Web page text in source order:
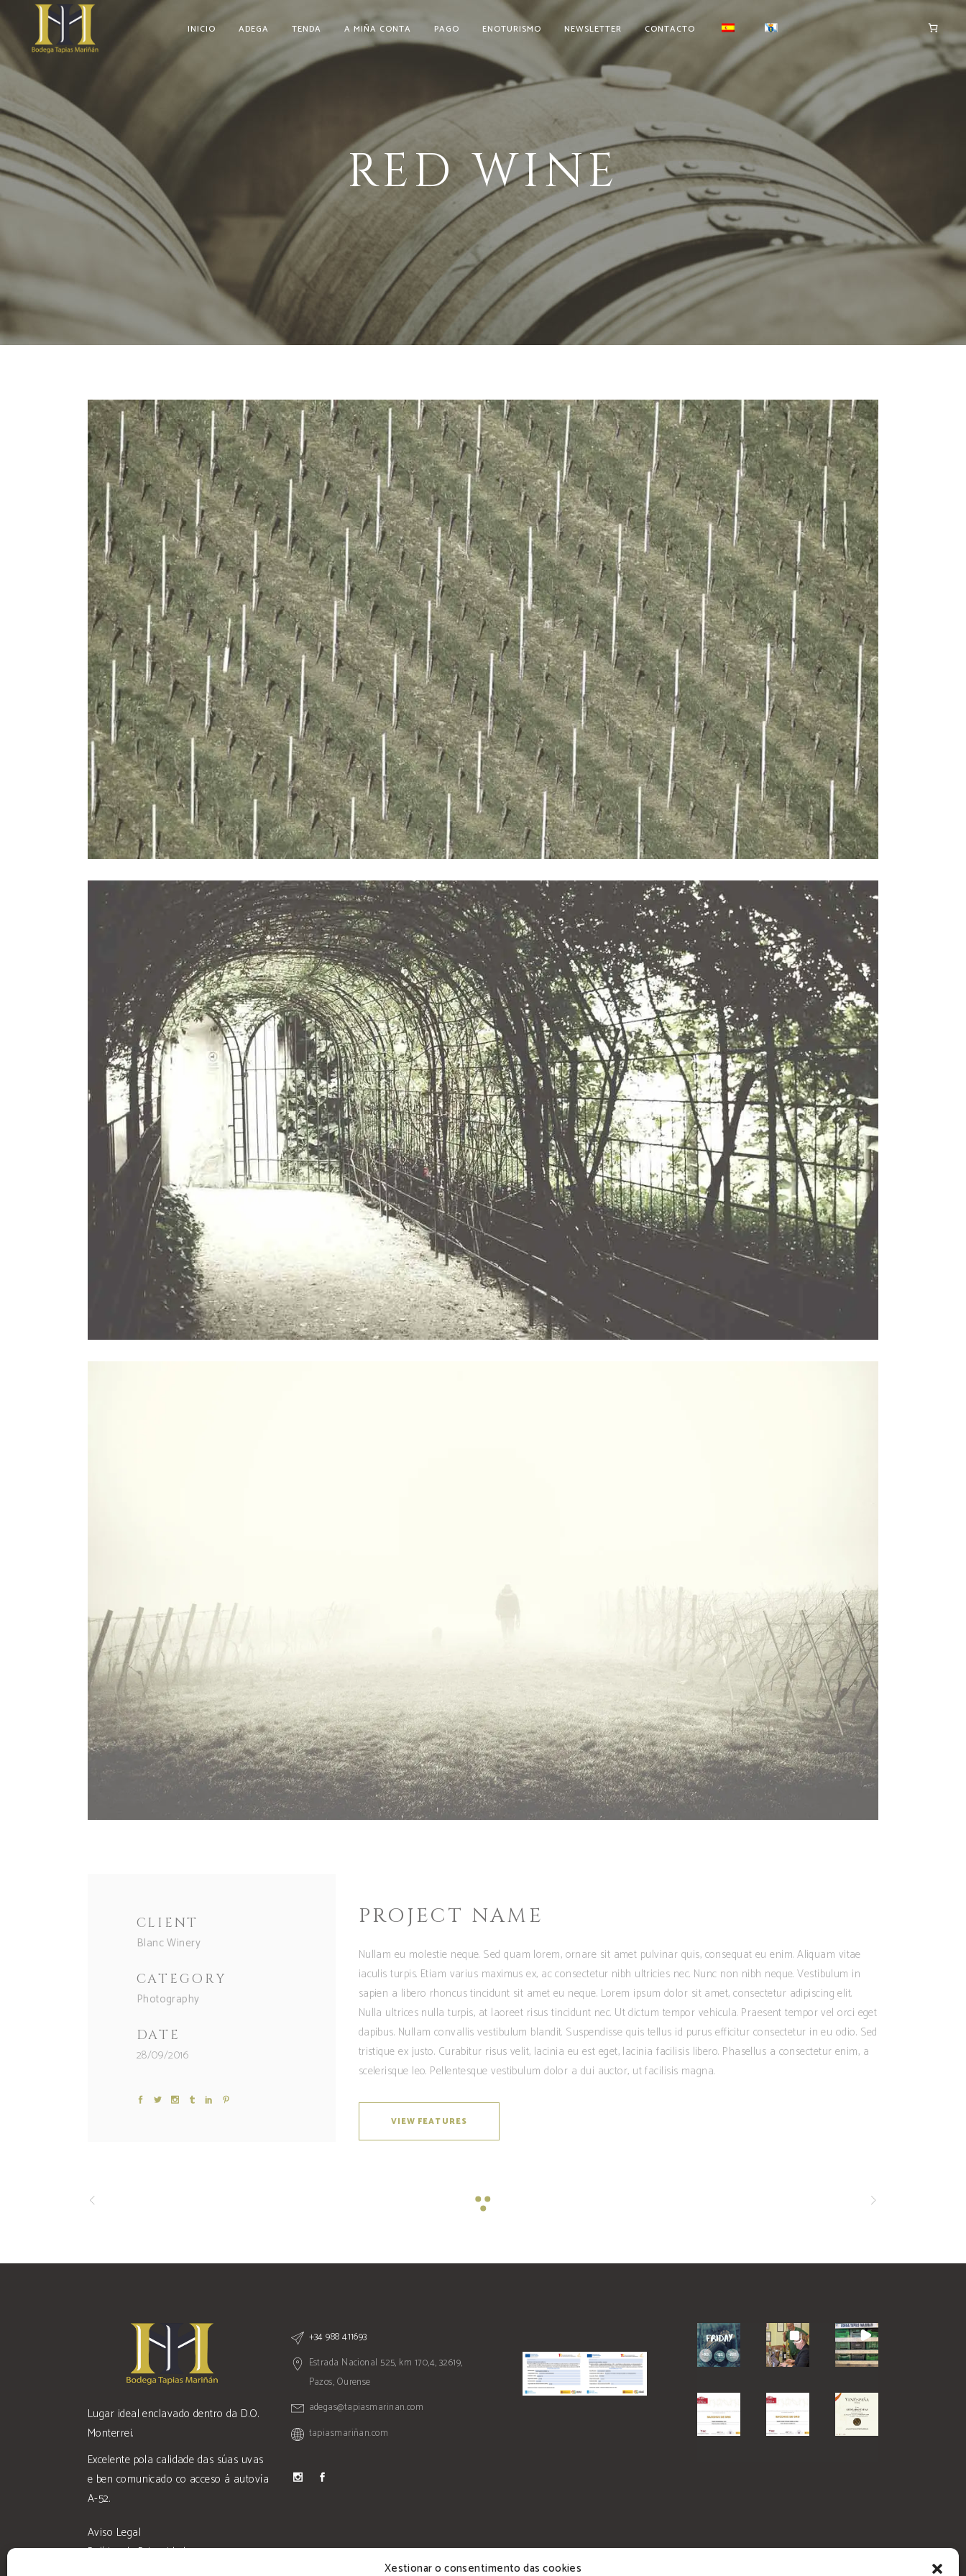
Xestionar o consentimento das cookies
INICIO ADEGA TENDA A MIÑA CONTA PAGO ENOTURISMO NEWSLETTER CONTACTO
RED WINE
CLIENT
Blanc Winery
CATEGORY
Photography
DATE
28/09/2016
PROJECT NAME
Nullam eu molestie neque. Sed quam lorem, ornare sit amet pulvinar quis, consequat eu enim. Aliquam vitae
iaculis turpis. Etiam varius maximus ex, ac consectetur nibh ultricies nec. Nunc non nibh neque. Vestibulum in
sapien a libero rhoncus tincidunt sit amet eu neque. Lorem ipsum dolor sit amet, consectetur adipiscing elit.
Nulla ultrices nulla turpis, at laoreet risus tincidunt nec. Ut dictum tempor vehicula. Praesent tempor vel orci eget
dapibus. Nullam convallis vestibulum blandit. Suspendisse quis tellus id purus efficitur consectetur in eu odio. Sed
tristique ex justo. Curabitur risus velit, lacinia eu est eget, lacinia facilisis libero. Phasellus a consectetur enim, a
scelerisque leo. Pellentesque vestibulum dolor a dui auctor, ut facilisis magna.
VIEW FEATURES
Lugar ideal enclavado dentro da D.O.
Monterrei.
Excelente pola calidade das súas uvas
e ben comunicado co acceso á autovía
A-52.
Aviso Legal
Política de Privacidade
+34 988 411693
Estrada Nacional 525, km 170,4, 32619,
Pazos, Ourense
adegas@tapiasmarinan.com
tapiasmariñan.com